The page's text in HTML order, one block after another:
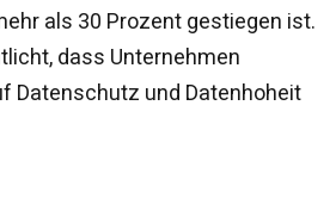
als 30 Prozent gestiegen ist.
dass Unternehmen
Datenschutz und Datenhoheit